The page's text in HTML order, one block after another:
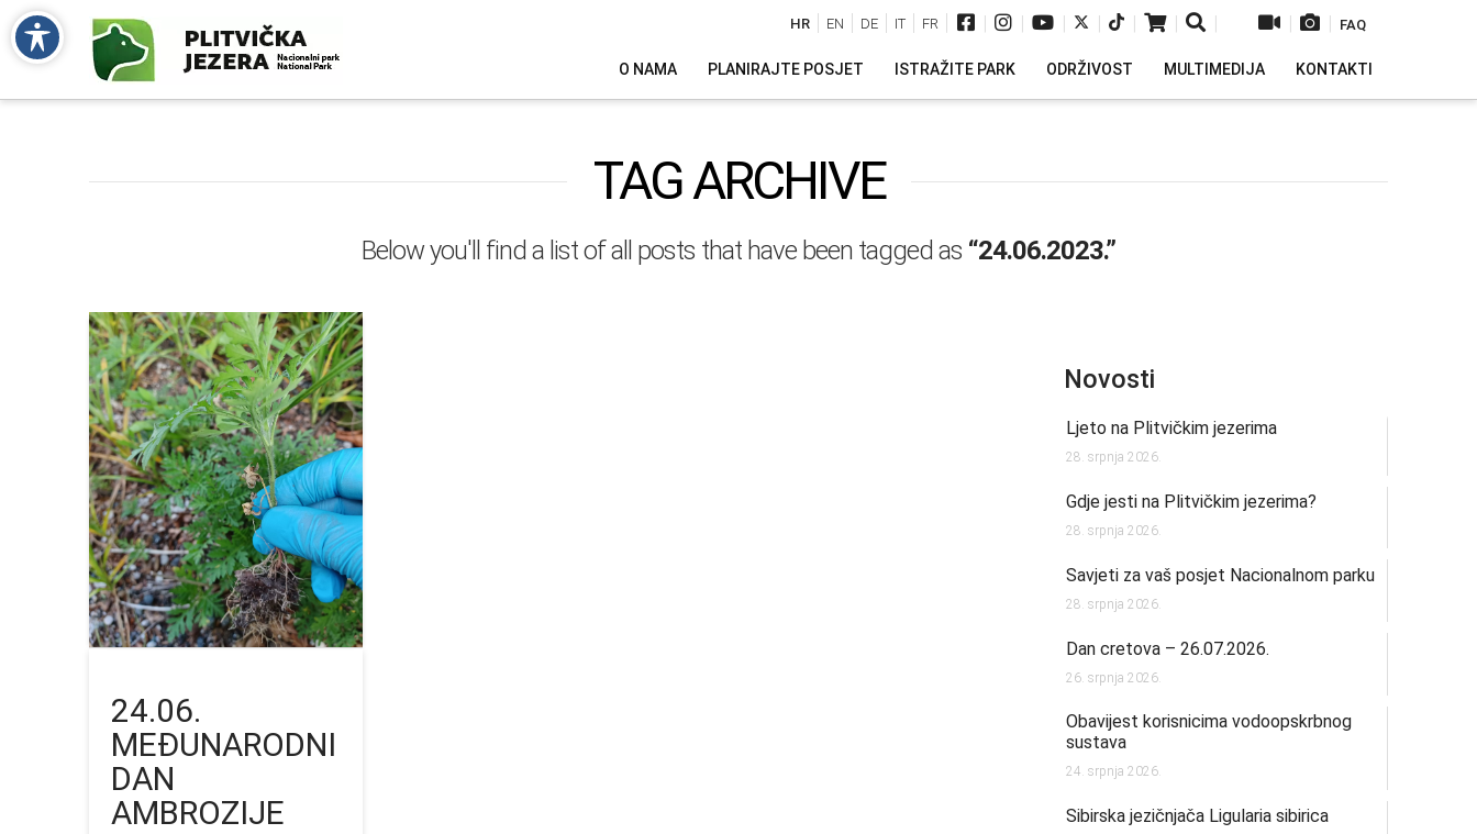
| | | | | | | | | FAQ
HR EN DE IT FR
O NAMA PLANIRAJTE POSJET ISTRAŽITE PARK ODRŽIVOST MULTIMEDIJA KONTAKTI
TAG ARCHIVE
Below you'll find a list of all posts that have been tagged as “24.06.2023.”
24.06.
MEĐUNARODNI
DAN
AMBROZIJE
Novosti
Ljeto na Plitvičkim jezerima
28. srpnja 2026.
Gdje jesti na Plitvičkim jezerima?
28. srpnja 2026.
Savjeti za vaš posjet Nacionalnom parku
28. srpnja 2026.
Dan cretova – 26.07.2026.
26. srpnja 2026.
Obavijest korisnicima vodoopskrbnog
sustava
24. srpnja 2026.
Sibirska jezičnjača Ligularia sibirica